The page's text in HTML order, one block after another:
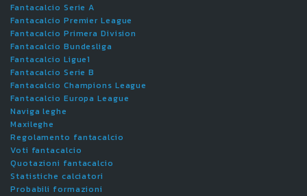
Fantacalcio Serie A
Fantacalcio Premier League
Fantacalcio Primera Division
Fantacalcio Bundesliga
Fantacalcio Ligue1
Fantacalcio Serie B
Fantacalcio Champions League
Fantacalcio Europa League
Naviga leghe
Maxileghe
Regolamento fantacalcio
Voti fantacalcio
Quotazioni fantacalcio
Statistiche calciatori
Probabili formazioni